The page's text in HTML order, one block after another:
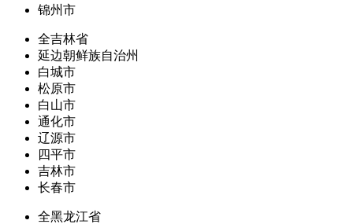
锦州市
全吉林省
延边朝鲜族自治州
白城市
松原市
白山市
通化市
辽源市
四平市
吉林市
长春市
全黑龙江省